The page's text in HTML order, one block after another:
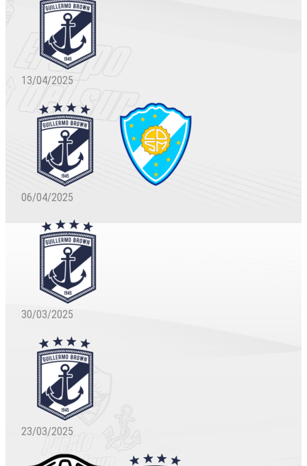
13/04/2025
06/04/2025
30/03/2025
23/03/2025